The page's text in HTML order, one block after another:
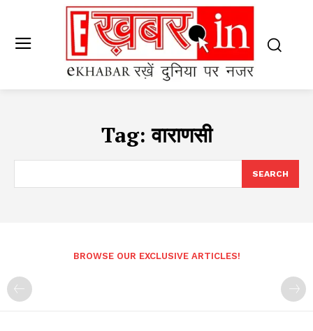
Tag:वाराणसी
SEARCH
BROWSE OUR EXCLUSIVE ARTICLES!